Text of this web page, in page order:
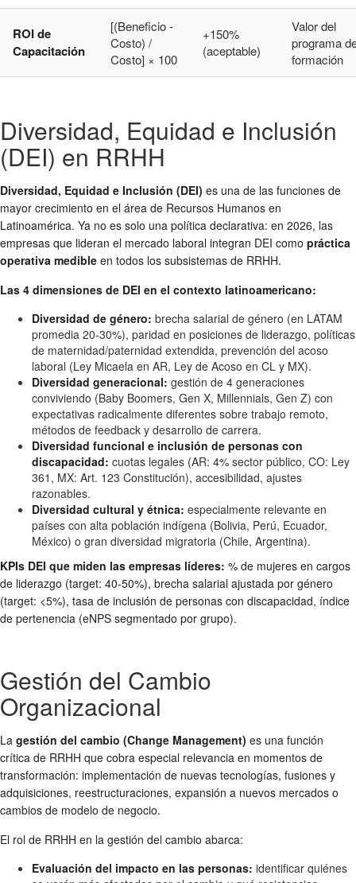
ROI de
Capacitación
[(Beneficio -
Costo) /
Costo] × 100
+150%
(aceptable)
Valor del
programa
formación
Diversidad, Equidad e Inclusión
(DEI) en RRHH
Diversidad, Equidad e Inclusión (DEI) es una de las funciones de
mayor crecimiento en el área de Recursos Humanos en
Latinoamérica. Ya no es solo una política declarativa: en 2026, las
empresas que lideran el mercado laboral integran DEI como práctica
operativa medible en todos los subsistemas de RRHH.
Las 4 dimensiones de DEI en el contexto latinoamericano:
Diversidad de género: brecha salarial de género (en LATAM
promedia 20-30%), paridad en posiciones de liderazgo, políticas
de maternidad/paternidad extendida, prevención del acoso
laboral (Ley Micaela en AR, Ley de Acoso en CL y MX).
Diversidad generacional: gestión de 4 generaciones
conviviendo (Baby Boomers, Gen X, Millennials, Gen Z) con
expectativas radicalmente diferentes sobre trabajo remoto,
métodos de feedback y desarrollo de carrera.
Diversidad funcional e inclusión de personas con
discapacidad: cuotas legales (AR: 4% sector público, CO: Ley
361, MX: Art. 123 Constitución), accesibilidad, ajustes
razonables.
Diversidad cultural y étnica: especialmente relevante en
países con alta población indígena (Bolivia, Perú, Ecuador,
México) o gran diversidad migratoria (Chile, Argentina).
KPIs DEI que miden las empresas líderes: % de mujeres en cargos
de liderazgo (target: 40-50%), brecha salarial ajustada por género
(target: <5%), tasa de inclusión de personas con discapacidad, índice
de pertenencia (eNPS segmentado por grupo).
Gestión del Cambio
Organizacional
La gestión del cambio (Change Management) es una función
crítica de RRHH que cobra especial relevancia en momentos de
transformación: implementación de nuevas tecnologías, fusiones y
adquisiciones, reestructuraciones, expansión a nuevos mercados o
cambios de modelo de negocio.
El rol de RRHH en la gestión del cambio abarca:
Evaluación del impacto en las personas: identificar quiénes